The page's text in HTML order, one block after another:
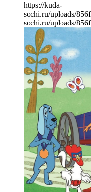
https://kuda-
sochi.ru/uploads/
sochi.ru/uploads/